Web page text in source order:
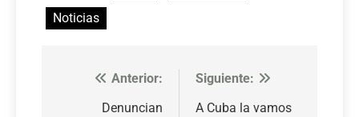
Noticias
Navegación
Anterior:
Denuncian
Siguiente:
A Cuba la vamos